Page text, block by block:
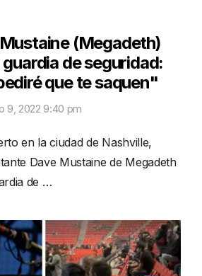
(Megadeth)
de seguridad:
que te saquen"
9, 2022 9:40 pm
en la ciudad de Nashville,
Dave Mustaine de Megadeth
de …